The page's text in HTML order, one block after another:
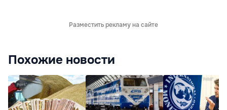
Разместить рекламу на сайте
Похожие новости